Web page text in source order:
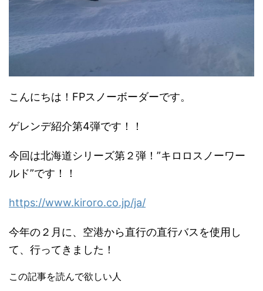
こんにちは！FPスノーボーダーです。
ゲレンデ紹介第4弾です！！
今回は北海道シリーズ第２弾！”キロロスノーワー
ルド”です！！
https://www.kiroro.co.jp/ja/
今年の２月に、空港から直行の直行バスを使用し
て、行ってきました！
この記事を読んで欲しい人